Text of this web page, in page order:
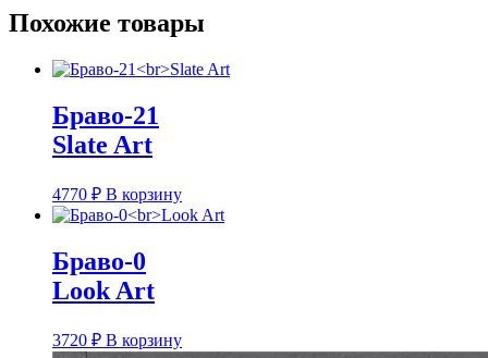
Похожие товары
Браво-21
Slate Art
4770 ₽ В корзину
Браво-0
Look Art
3720 ₽ В корзину